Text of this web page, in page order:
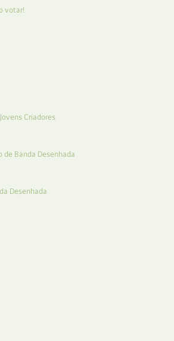
votar!
Criadores
de Banda Desenhada
Desenhada